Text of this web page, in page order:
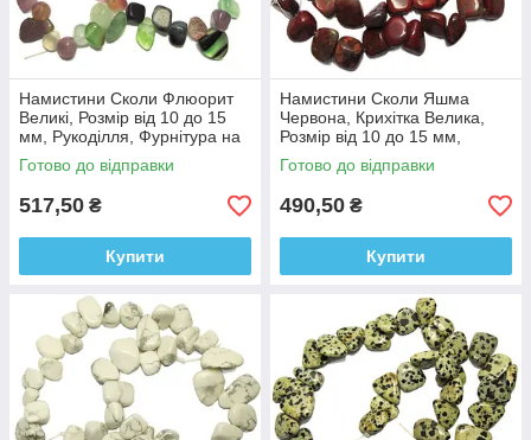
Намистини Сколи Флюорит
Великі, Розмір від 10 до 15
мм, Рукоділля, Фурнітура на
Біжутерію
Готово до відправки
517,50 ₴
Купити
Намистини Сколи Яшма
Червона, Крихітка Велика,
Розмір від 10 до 15 мм,
Фурнітура для Біжутерії,
Рукоділля
Готово до відправки
490,50 ₴
Купити